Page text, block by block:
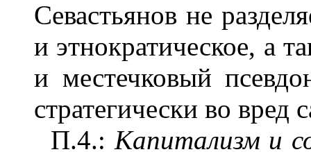
Севастьянов не
и этнократическое, а
и местечковый
стратегически во вред
П.4.: Капитализм и